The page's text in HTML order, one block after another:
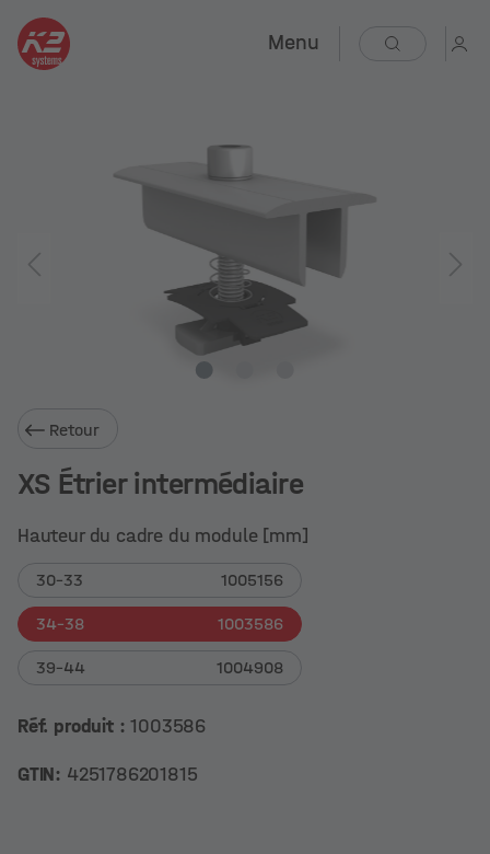
Menu
Retour
XS Étrier intermédiaire
Hauteur du cadre du module [mm]
30-33 1005156
34-38 1003586
39-44 1004908
Réf. produit :1003586
GTIN: 4251786201815